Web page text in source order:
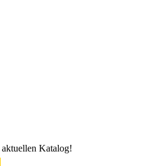
Katalog!